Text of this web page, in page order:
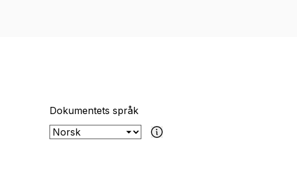
Dokumentets språk
Hvis det valgte dokumentet ikke er